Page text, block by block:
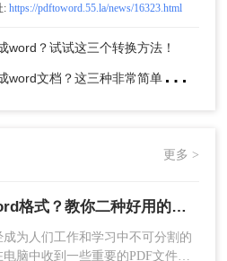
统，手机电脑皆可操作，转
式
户端主持主流文件格式转
: https://pdftoword.55.la/news/16323.html
word？试试这三个转换方法！
下
一篇：pdf文件怎么转换成word文档？这三种非常简单的转换方法！
更多 >
电脑pdf如何转换成word格式？教你二种好用的方法！
为人们工作和学习中不可分割的
脑中收到一些重要的PDF文件，